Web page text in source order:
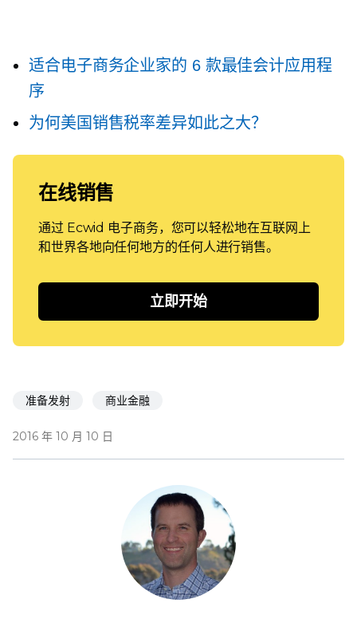
适合电子商务企业家的 6 款最佳会计应用程
序
为何美国销售税率差异如此之大？
在线销售
通过 Ecwid 电子商务，您可以轻松地在互联网上
和世界各地向任何地方的任何人进行销售。
立即开始
准备发射 商业金融
2016 年 10 月 10 日